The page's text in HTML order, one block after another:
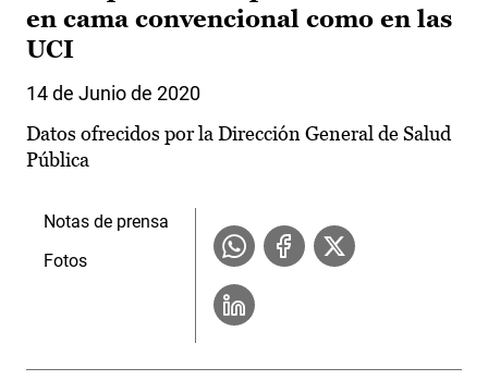
en cama convencional como en las
UCI
14 de Junio de 2020
Datos ofrecidos por la Dirección General de Salud
Pública
Notas de prensa
Fotos